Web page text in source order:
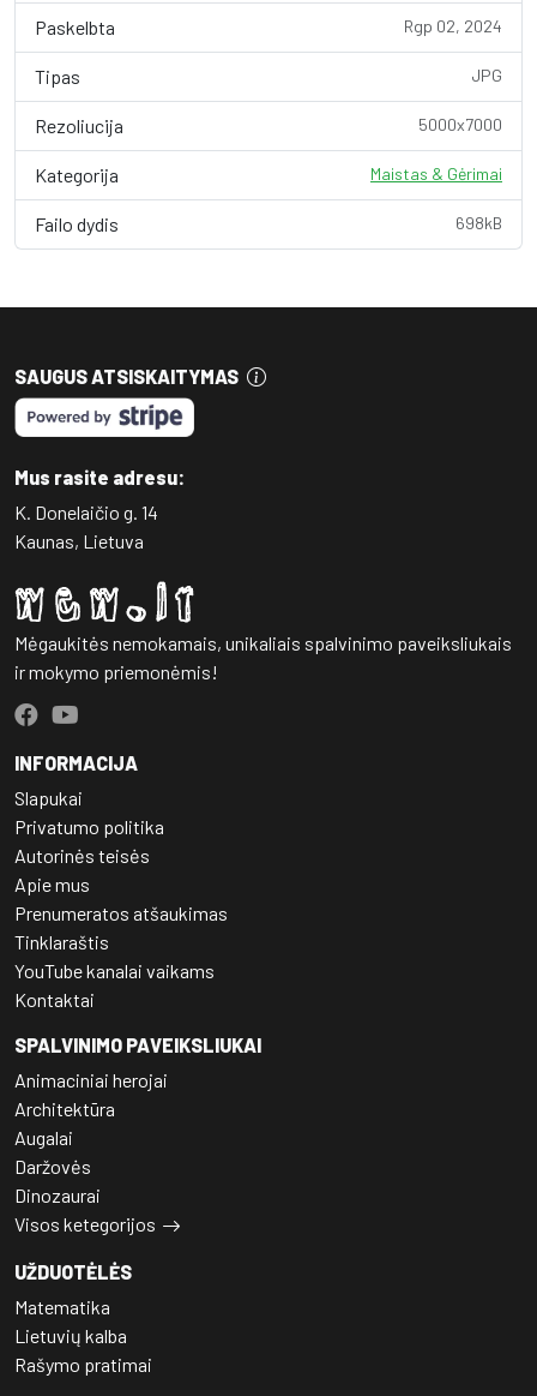
Paskelbta Rgp 02, 2024
Tipas JPG
Rezoliucija 5000x7000
Kategorija Maistas & Gėrimai
Failo dydis 698kB
SAUGUS ATSISKAITYMAS
Mus rasite adresu:
K. Donelaičio g. 14
Kaunas, Lietuva
Mėgaukitės nemokamais, unikaliais spalvinimo paveiksliukais
ir mokymo priemonėmis!
INFORMACIJA
Slapukai
Privatumo politika
Autorinės teisės
Apie mus
Prenumeratos atšaukimas
Tinklaraštis
YouTube kanalai vaikams
Kontaktai
SPALVINIMO PAVEIKSLIUKAI
Animaciniai herojai
Architektūra
Augalai
Daržovės
Dinozaurai
Visos ketegorijos
UŽDUOTĖLĖS
Matematika
Lietuvių kalba
Rašymo pratimai